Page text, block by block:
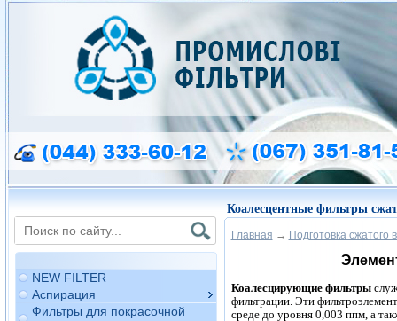
NEW FILTER
Аспирация
Фильтры для покрасочной
Коалесцентные фильтры
Главная → Подготовка сжатого
Коалесцирующие фильтры
фильтрации. Эти
среде до уровня 0,003 ппм, а